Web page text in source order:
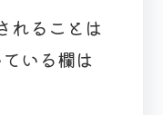
れることは
いる欄は